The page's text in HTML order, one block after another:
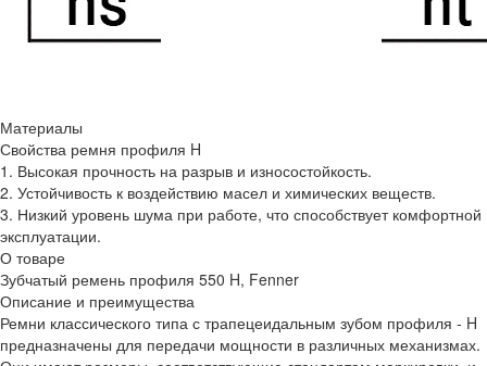
Материалы
Свойства ремня профиля H
1. Высокая прочность на разрыв и износостойкость.
2. Устойчивость к воздействию масел и химических веществ.
3. Низкий уровень шума при работе, что способствует комфортной
эксплуатации.
О товаре
Зубчатый ремень профиля 550 H, Fenner
Описание и преимущества
Ремни классического типа с трапецеидальным зубом профиля - H
предназначены для передачи мощности в различных механизмах.